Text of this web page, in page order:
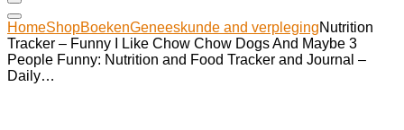
HomeShopBoekenGeneeskunde and verplegingNutrition
Tracker – Funny I Like Chow Chow Dogs And Maybe 3
People Funny: Nutrition and Food Tracker and Journal –
Daily…